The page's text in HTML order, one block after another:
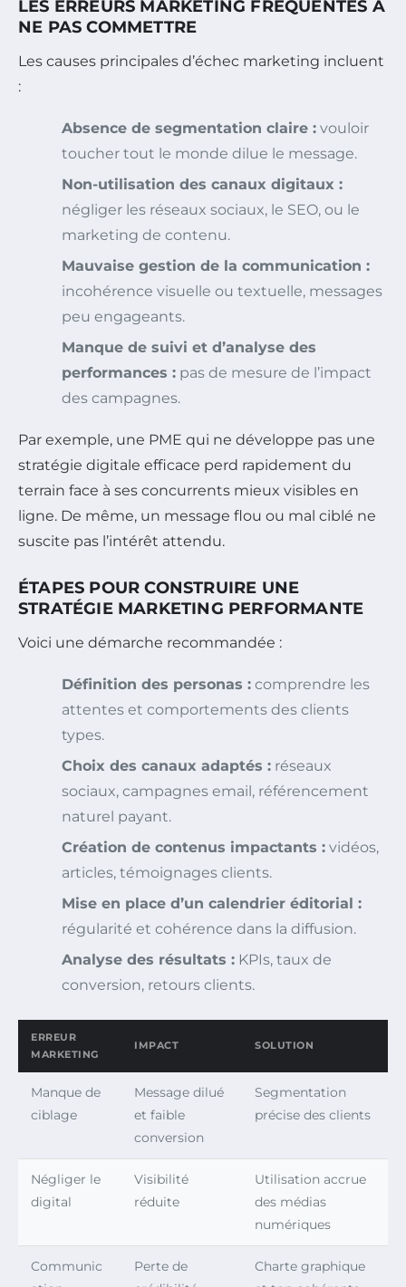
LES ERREURS MARKETING FRÉQUENTES À
NE PAS COMMETTRE
Les causes principales d’échec marketing incluent
:
Absence de segmentation claire : vouloir
toucher tout le monde dilue le message.
Non-utilisation des canaux digitaux :
négliger les réseaux sociaux, le SEO, ou le
marketing de contenu.
Mauvaise gestion de la communication :
incohérence visuelle ou textuelle, messages
peu engageants.
Manque de suivi et d’analyse des
performances : pas de mesure de l’impact
des campagnes.
Par exemple, une PME qui ne développe pas une
stratégie digitale efficace perd rapidement du
terrain face à ses concurrents mieux visibles en
ligne. De même, un message flou ou mal ciblé ne
suscite pas l’intérêt attendu.
ÉTAPES POUR CONSTRUIRE UNE
STRATÉGIE MARKETING PERFORMANTE
Voici une démarche recommandée :
Définition des personas : comprendre les
attentes et comportements des clients
types.
Choix des canaux adaptés : réseaux
sociaux, campagnes email, référencement
naturel payant.
Création de contenus impactants : vidéos,
articles, témoignages clients.
Mise en place d’un calendrier éditorial :
régularité et cohérence dans la diffusion.
Analyse des résultats : KPIs, taux de
conversion, retours clients.
ERREUR
MARKETING
IMPACT SOLUTION
Manque de
ciblage
Message dilué
et faible
conversion
Segmentation
précise des clients
Négliger le
digital
Visibilité
réduite
Utilisation accrue
des médias
numériques
Communic
Perte de
Charte graphique